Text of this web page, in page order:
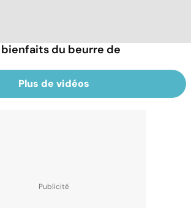
du beurre de
Plus de vidéos